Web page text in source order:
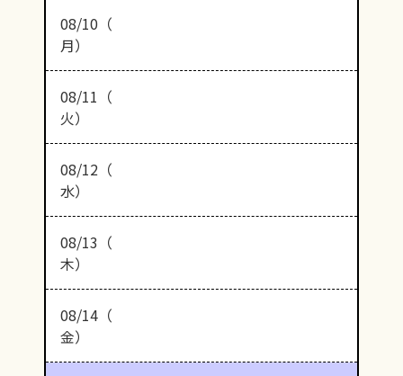
08/10（
月）
08/11（
火）
08/12（
水）
08/13（
木）
08/14（
金）